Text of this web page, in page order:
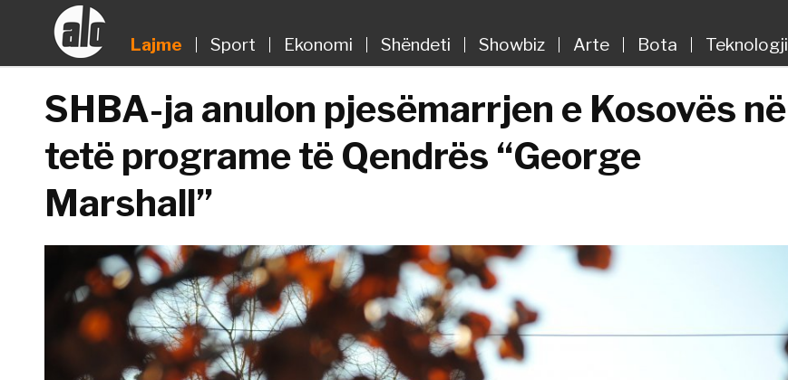
Lajme Sport Ekonomi Shëndeti Showbiz Arte Bota Teknologji
SHBA-ja anulon pjesëmarrjen e Kosovës në
tetë programe të Qendrës “George
Marshall”